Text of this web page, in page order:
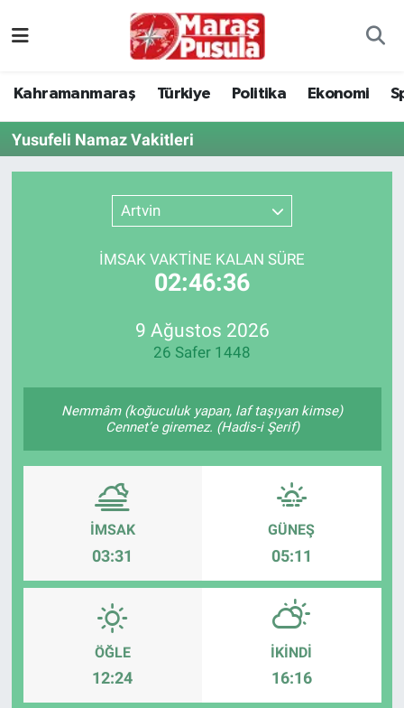
Kahramanmaraş Türkiye Politika Ekonomi
Yusufeli Namaz Vakitleri
Artvin
İMSAK VAKTİNE KALAN SÜRE
02:46:36
9 Ağustos 2026
26 Safer 1448
Nemmâm (koğuculuk yapan, laf taşıyan kimse)
Cennet’e giremez. (Hadis-i Şerif)
İMSAK
03:31
GÜNEŞ
05:11
ÖĞLE
12:24
İKINDI
16:16
Türkiye
Ekonomi
Sağlık
TEKNOLOJİ
İlçeler
Bilim, Teknoloji
ASAYİŞ
İstanbul Namaz Vakitleri
İstanbul Trafik Yoğunluk Haritası
Süper Lig Puan Durumu ve Fikstür
Son Dakika Haberleri
Haber Arşivi